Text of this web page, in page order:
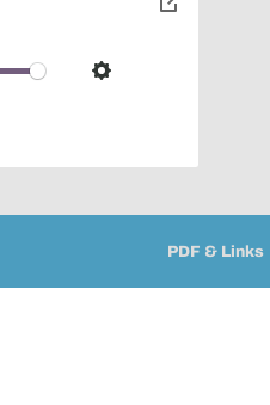
Settings
toggle
PDF & Links